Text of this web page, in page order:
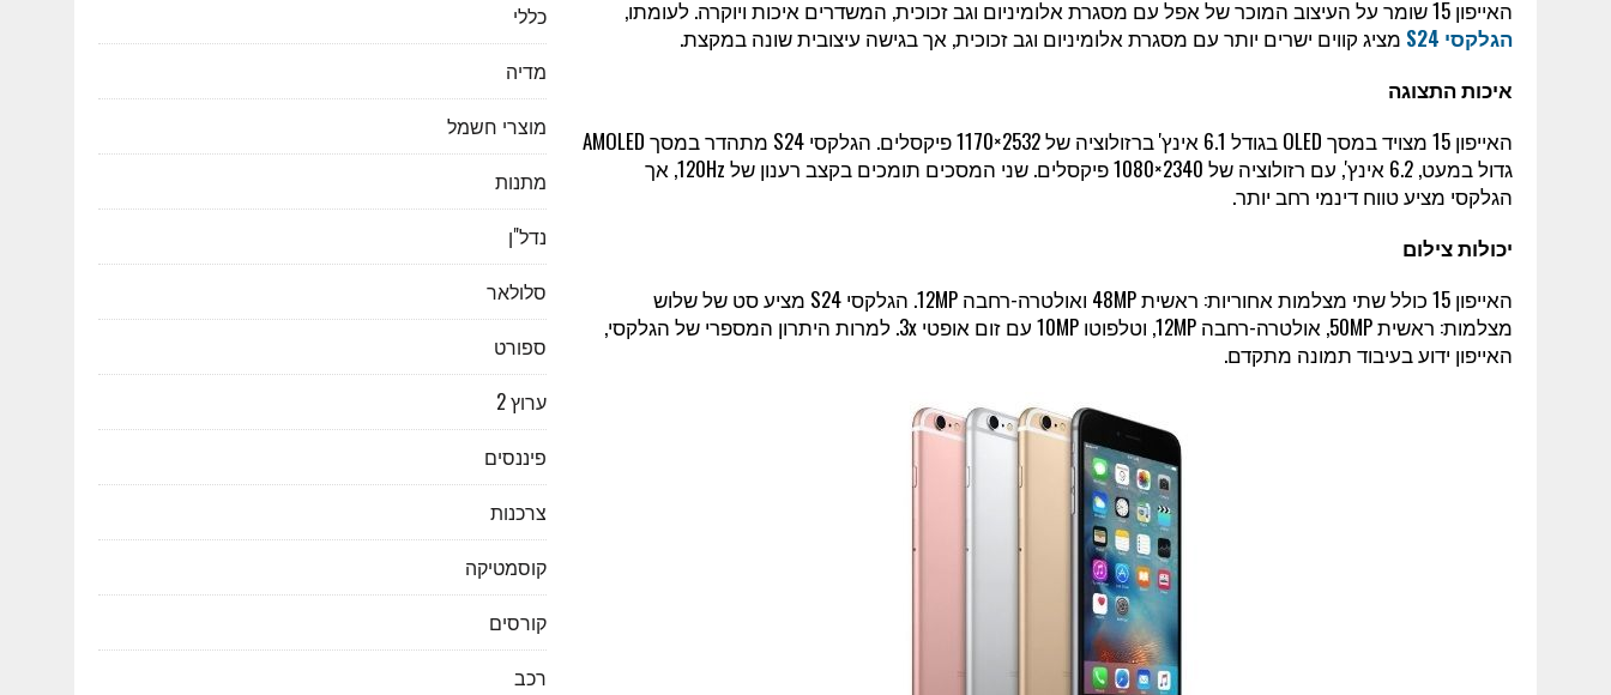
האייפון 15 שומר על העיצוב המוכר של אפל עם מסגרת אלומיניום וגב זכוכית, המשדרים איכות ויוקרה. לעומתו,
הגלקסי S24
מציג קווים ישרים יותר עם מסגרת אלומיניום וגב זכוכית, אך בגישה עיצובית שונה במקצת.
איכות התצוגה
האייפון 15 מצויד במסך OLED בגודל 6.1 אינץ' ברזולוציה של 2532×1170 פיקסלים. הגלקסי S24 מתהדר במסך AMOLED
גדול במעט, 6.2 אינץ', עם רזולוציה של 2340×1080 פיקסלים. שני המסכים תומכים בקצב רענון של 120Hz, אך
הגלקסי מציע טווח דינמי רחב יותר.
יכולות צילום
האייפון 15 כולל שתי מצלמות אחוריות: ראשית 48MP ואולטרה-רחבה 12MP. הגלקסי S24 מציע סט של שלוש
מצלמות: ראשית 50MP, אולטרה-רחבה 12MP, וטלפוטו 10MP עם זום אופטי 3x. למרות היתרון המספרי של הגלקסי,
האייפון ידוע בעיבוד תמונה מתקדם.
כללי
מדיה
מוצרי חשמל
מתנות
נדל"ן
סלולאר
ספורט
ערוץ 2
פיננסים
צרכנות
קוסמטיקה
קורסים
רכב